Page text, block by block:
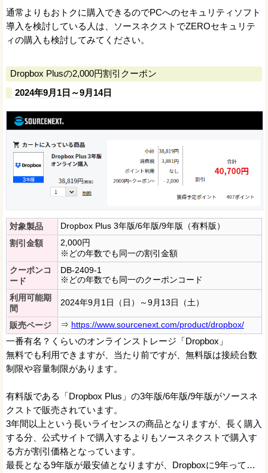
通常よりもおトクに購入できるのでPCへのセキュリティソフト
導入を検討している人は、ソースネクストでZEROセキュリテ
ィの購入も検討してみてください。
Dropbox Plusの2,000円割引クーポン
2024年9月1日～9月14日
対象製品
Dropbox Plus 3年版/6年版/9年版（有料版）
割引金額
2,000円
※どの年数でも同一の割引金額
クーポンコ
ード
DB-2409-1
※どの年数でも同一のクーポンコード
利用可能期
間
2024年9月1日（日）～9月13日（土）
販売ページ ⇒ https://www.sourcenext.com/product/dropbox/
一番有名？くらいのオンラインストレージ「Dropbox」
無料でも利用できますが、当たり前ですが、無料版は接続台数
制限や容量制限があります。
有料版である「Dropbox Plus」の3年版/6年版/9年版がソースネ
クストで販売されています。
3年間以上という長いライセンスの商品となりますが、長く購入
する分、公式サイトで購入するよりもソースネクストで購入す
る方が割引価格となっています。
最長となる9年版が最安値となりますが、Dropboxに9年って…